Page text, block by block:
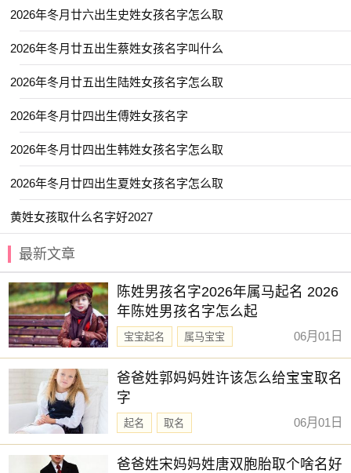
【之夏】 【乐洋】 【乐淳】 【乐川】
【与夏】 【云雅】 【亦洋】 【书睿】
【一棠】 【其晟】 【初岚】 【书闻】
【卿林】 【优艺】 【书言】 【亦闲】
【书弘】 【临夏】 【佳辰】 【乐渝】
【亦明】 【兰佩】 【云溪】 【冰莹】
【云晏】 【亦勋】 【之学】 【凌栩】
【元清】 【亦昊】 【乔毅】 【东璟】
【书敏】 【予诺】 【云碧】 【仰浩】
【乔苒】 【亦闲】 【佳昕】 【于渊】
【兆佳】 【佳琪】 【云轼】 【亦洋】
【冉婕】 【予清】 【书娴】 【亦仁】
【元雅】 【亦航】 【乐淳】 【书语】
2026年冬月廿六出生史姓女孩名字怎么取
2026年冬月廿五出生蔡姓女孩名字叫什么
2026年冬月廿五出生陆姓女孩名字怎么取
2026年冬月廿四出生傅姓女孩名字
2026年冬月廿四出生韩姓女孩名字怎么取
2026年冬月廿四出生夏姓女孩名字怎么取
黄姓女孩取什么名字好2027
最新文章
陈姓男孩名字2026年属马起名 2026
年陈姓男孩名字怎么起
宝宝起名
属马宝宝
新生儿取名
06月01日
爸爸姓郭妈妈姓许该怎么给宝宝取名
字
起名 取名 06月01日
爸爸姓宋妈妈姓唐双胞胎取个啥名好